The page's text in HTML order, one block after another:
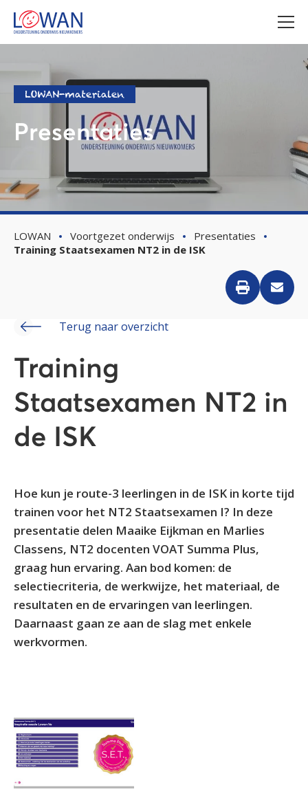
LOWAN-materialen
Presentaties
LOWAN Voortgezet onderwijs
Presentaties
Training Staatsexamen NT2 in de ISK
Terug naar overzicht
Training
Staatsexamen NT2 in
de ISK
Hoe kun je route-3 leerlingen in de ISK in korte tijd
trainen voor het NT2 Staatsexamen I? In deze
presentatie delen Maaike Eijkman en Marlies
Classens, NT2 docenten VOAT Summa Plus,
graag hun ervaring. Aan bod komen: de
selectiecriteria, de werkwijze, het materiaal, de
resultaten en de ervaringen van leerlingen.
Daarnaast gaan ze aan de slag met enkele
werkvormen.